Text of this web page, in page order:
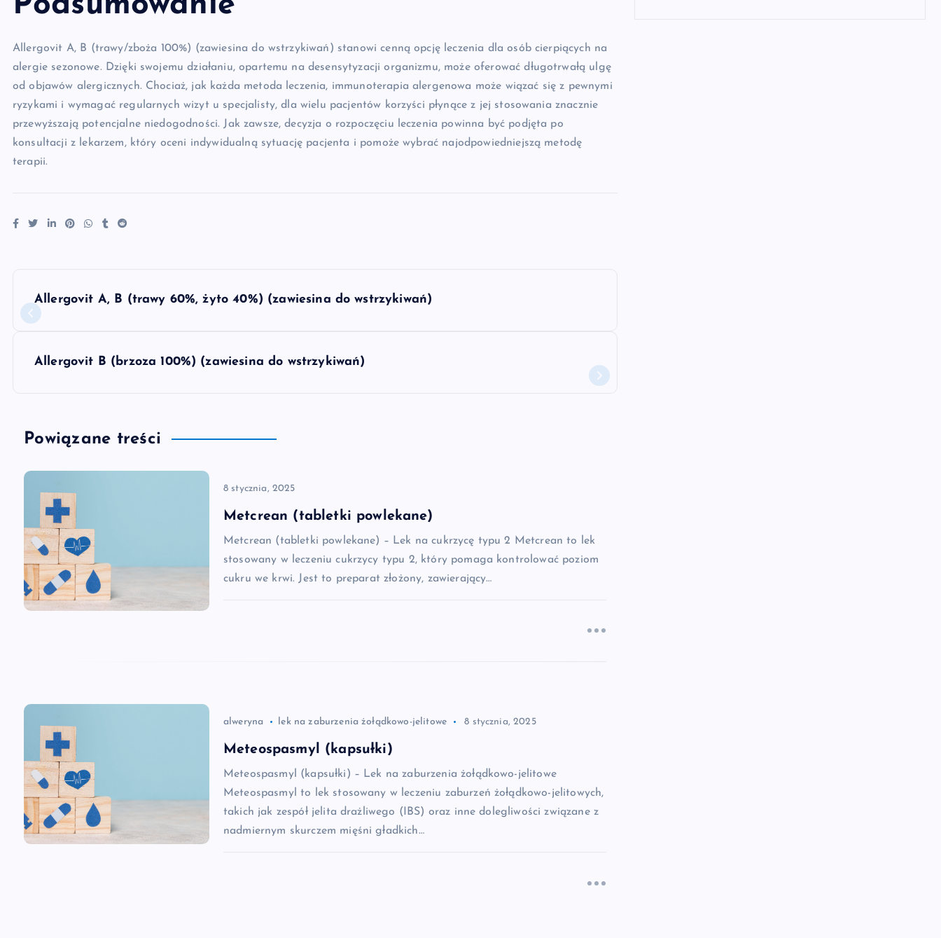
Allergovit A, B (trawy/zboża 100%) (zawiesina do wstrzykiwań) stanowi cenną opcję leczenia dla osób cierpiących na
alergie sezonowe. Dzięki swojemu działaniu, opartemu na desensytyzacji organizmu, może oferować długotrwałą ulgę
od objawów alergicznych. Chociaż, jak każda metoda leczenia, immunoterapia alergenowa może wiązać się z pewnymi
ryzykami i wymagać regularnych wizyt u specjalisty, dla wielu pacjentów korzyści płynące z jej stosowania znacznie
przewyższają potencjalne niedogodności. Jak zawsze, decyzja o rozpoczęciu leczenia powinna być podjęta po
konsultacji z lekarzem, który oceni indywidualną sytuację pacjenta i pomoże wybrać najodpowiedniejszą metodę
terapii.
N
a
g
a
c
a
s
u
Allergovit A, B (trawy 60%, żyto 40%) (zawiesina do wstrzykiwań)
Allergovit B (brzoza 100%) (zawiesina do wstrzykiwań)
Powiązane treści
8 stycznia, 2025
Metcrean (tabletki powlekane)
Metcrean (tabletki powlekane) – Lek na cukrzycę typu 2 Metcrean to lek
stosowany w leczeniu cukrzycy typu 2, który pomaga kontrolować poziom
cukru we krwi. Jest to preparat złożony, zawierający…
alweryna lek na zaburzenia żołądkowo-jelitowe 8 stycznia, 2025
Meteospasmyl (kapsułki)
Meteospasmyl (kapsułki) – Lek na zaburzenia żołądkowo-jelitowe
Meteospasmyl to lek stosowany w leczeniu zaburzeń żołądkowo-jelitowych,
takich jak zespół jelita drażliwego (IBS) oraz inne dolegliwości związane z
nadmiernym skurczem mięśni gładkich…